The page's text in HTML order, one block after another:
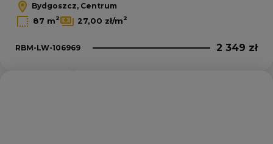
Bydgoszcz, Centrum
87 m2 27,00 zł/m2
RBM-LW-106969 2 349 zł